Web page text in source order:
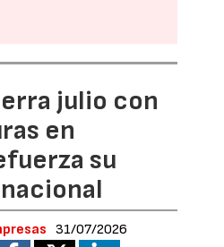
julio con
en
su
31/07/2026